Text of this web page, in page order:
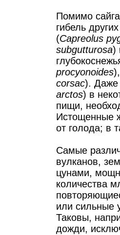
Помимо
гибель
(Capreolus
subgutturosa)
procyonoides
corsac). Даже
arctos) в
пищи,
Истощенные
от голода; в
Самые
вулканов,
цунами,
количества
или сильные
Таковы,
дожди,